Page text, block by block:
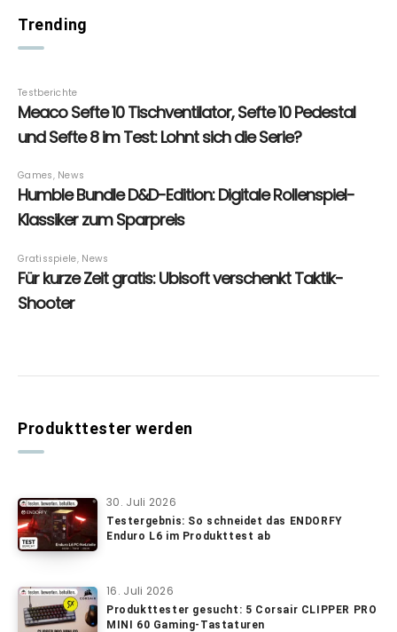
Trending
Produkttester werden
30. Juli 2026
Testergebnis: So schneidet das ENDORFY
Enduro L6 im Produkttest ab
16. Juli 2026
Produkttester gesucht: 5 Corsair CLIPPER PRO
MINI 60 Gaming-Tastaturen